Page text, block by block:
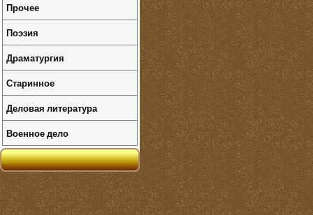
Прочее
Поэзия
Драматургия
Старинное
Деловая литература
Военное дело